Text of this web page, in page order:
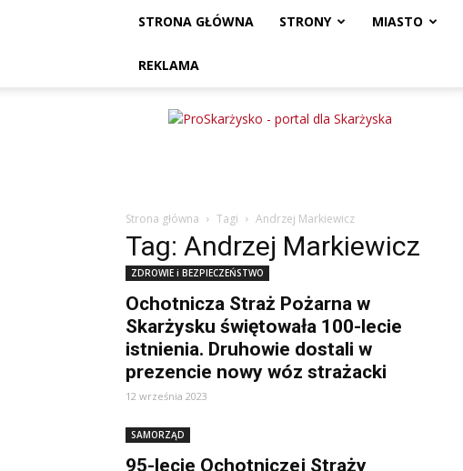
STRONA GŁÓWNA STRONY MIASTO
REKLAMA
ProSkarżysko
Strona główna Tagi Andrzej Markiewicz
Tag: Andrzej Markiewicz
ZDROWIE i BEZPIECZEŃSTWO
Ochotnicza Straż Pożarna w
Skarżysku świętowała 100-lecie
istnienia. Druhowie dostali w
prezencie nowy wóz strażacki
12 września 2023
SAMORZĄD
95-lecie Ochotniczej Straży